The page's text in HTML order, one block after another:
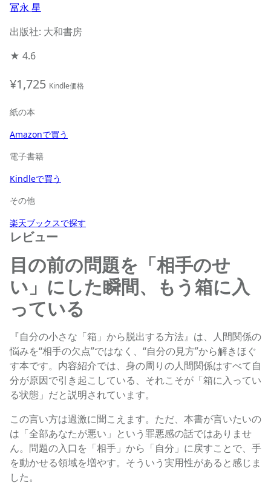
冨永 星
出版社: 大和書房
★ 4.6
¥1,725 Kindle価格
紙の本
Amazonで買う
電子書籍
Kindleで買う
その他
楽天ブックスで探す
レビュー
目の前の問題を「相手のせ
い」にした瞬間、もう箱に入
っている
『自分の小さな「箱」から脱出する方法』は、人間関係の
悩みを“相手の欠点”ではなく、“自分の見方”から解きほぐ
す本です。内容紹介では、身の周りの人間関係はすべて自
分が原因で引き起こしている、それこそが「箱に入ってい
る状態」だと説明されています。
この言い方は過激に聞こえます。ただ、本書が言いたいの
は「全部あなたが悪い」という罪悪感の話ではありませ
ん。問題の入口を「相手」から「自分」に戻すことで、手
を動かせる領域を増やす。そういう実用性があると感じま
した。